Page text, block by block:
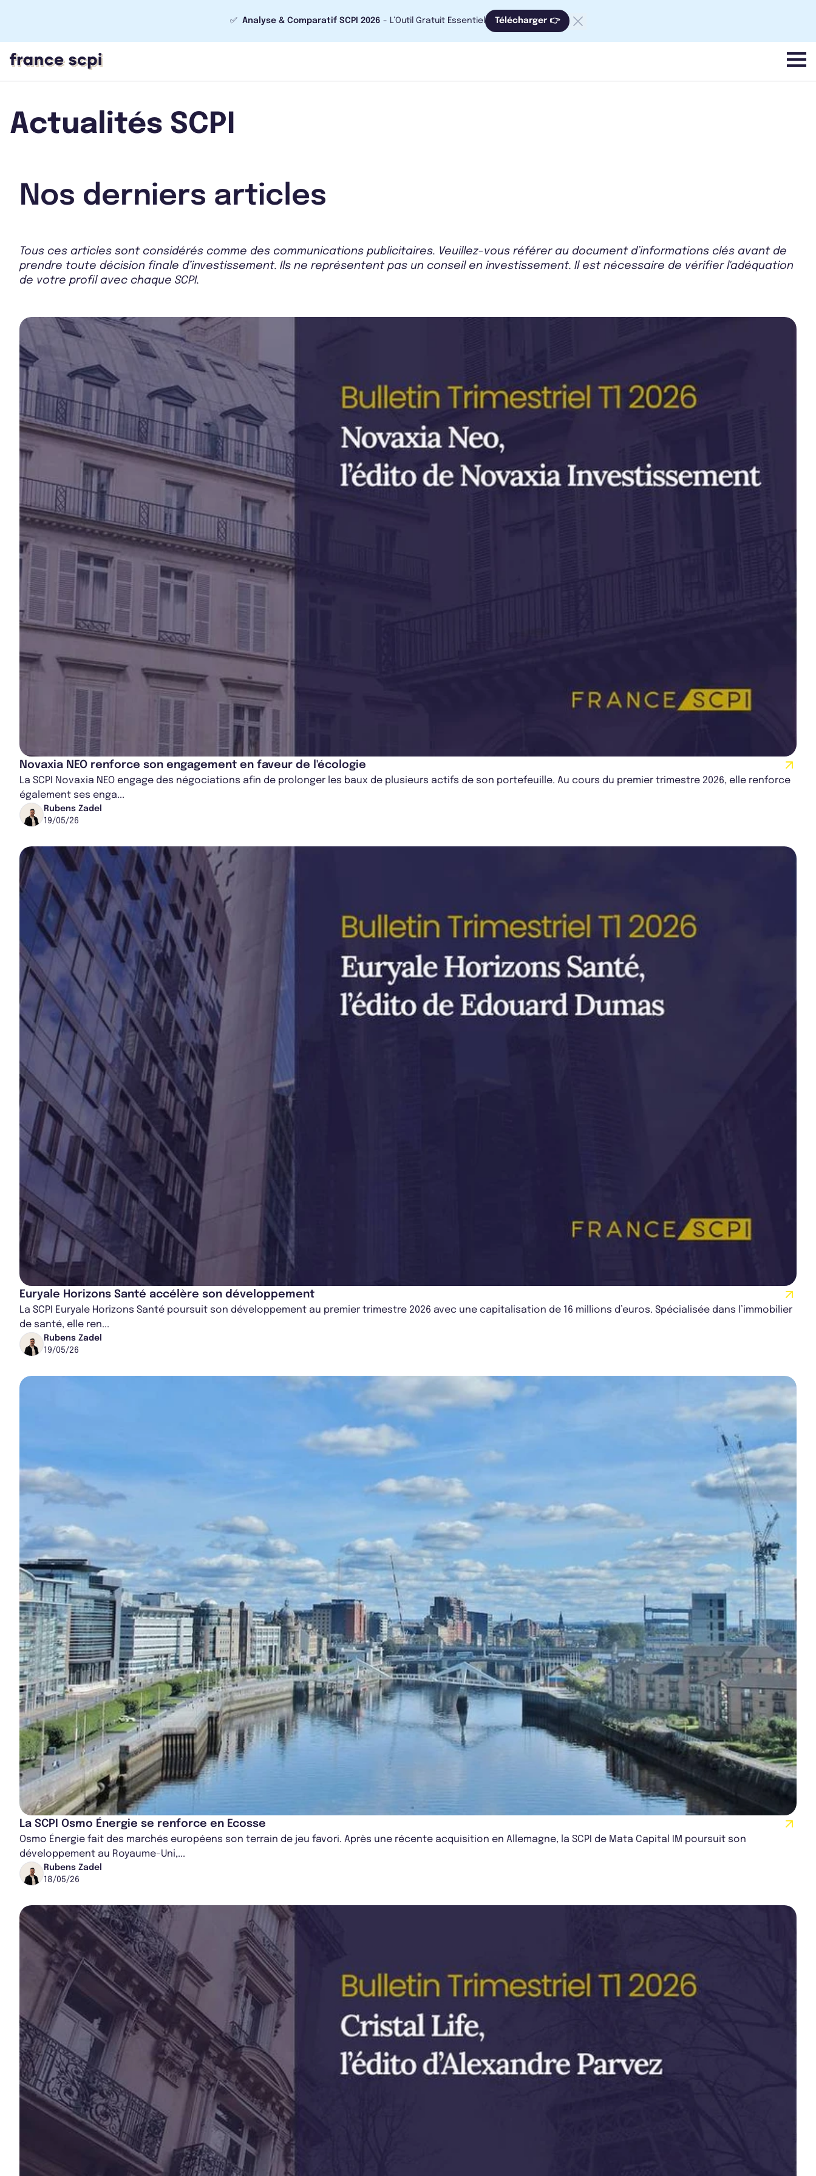
✅ Analyse & Comparatif SCPI 2026 - L’Outil Gratuit Essentiel Télécharger 👉
menu
Actualités SCPI
Nos derniers articles
Tous ces articles sont considérés comme des communications publicitaires. Veuillez-vous référer au document d’informations clés avant de
prendre toute décision finale d’investissement. Ils ne représentent pas un conseil en investissement. Il est nécessaire de vérifier l'adéquation
de votre profil avec chaque SCPI.
Novaxia NEO renforce son engagement en faveur de l'écologie
La SCPI Novaxia NEO engage des négociations afin de prolonger les baux de plusieurs actifs de son portefeuille. Au cours du premier trimestre 2026, elle renforce
également ses enga...
Rubens Zadel
19/05/26
Euryale Horizons Santé accélère son développement
La SCPI Euryale Horizons Santé poursuit son développement au premier trimestre 2026 avec une capitalisation de 16 millions d’euros. Spécialisée dans l’immobilier
de santé, elle ren...
Rubens Zadel
19/05/26
La SCPI Osmo Énergie se renforce en Ecosse
Osmo Énergie fait des marchés européens son terrain de jeu favori. Après une récente acquisition en Allemagne, la SCPI de Mata Capital IM poursuit son
développement au Royaume-Uni,...
Rubens Zadel
18/05/26